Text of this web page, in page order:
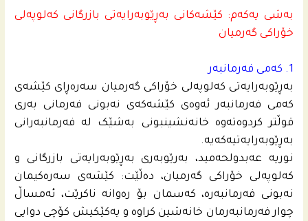
بەشی یەکەم: کێشەکانی بەڕێوبەرایەتی بازرگانی کەلوپەلی
خۆراکی گەرمیان
1. کەمی فەرمانبەر
بەڕێوبەرایەتی کەلوپەلی خۆراکی گەرمیان سەرەڕای کێشەی
کەمی فەرمانبەر ئەوەی کێشەکەی نەبونی فەرمانی بەری
قوڵتر کردوەتەوە خانەنشینبونی بەشێک لە فەرمانبەرانی
بەڕێوبەرایەتیەکەیە.
نوریە عه‌بدولحه‌مید، بەرێوبەری بەڕێوبەرایەتی بازرگانی و
کەلوپەلی خۆراکی گەرمیان، دەڵێت: کێشەی سەرەکیمان
نەبونی فەرمانبەرە، کەسمان بۆ رەوانە ناکرێت، ئەمساڵ
چوار فەرمانبەرمان خانەشین کراوە و یەکێکیش کۆچی دوایی